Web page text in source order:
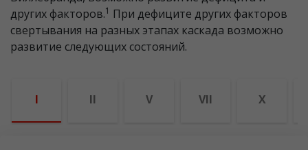
других факторов.1 При дефиците других факторов
свертывания на разных этапах каскада возможно
развитие следующих состояний.
I II V VII X